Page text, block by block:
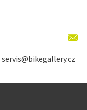
servis@bikegallery.cz